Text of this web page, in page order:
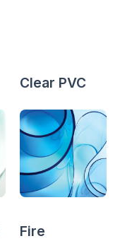
Clear PVC
Fire